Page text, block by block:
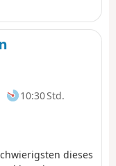
Täler
ausgerichteten
durch die
10:30 Std.
dieses